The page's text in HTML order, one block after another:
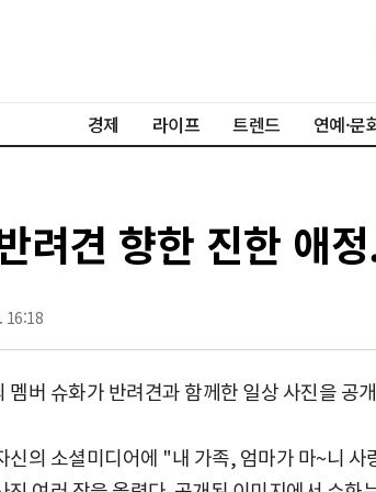
경제 라이프 트렌드 연예·문
려견 향한 진한 애
16:18
멤버 슈화가 반려견과 함께한 일상 사진을 공
신의 소셜미디어에 "내 가족, 엄마가 마~니 사